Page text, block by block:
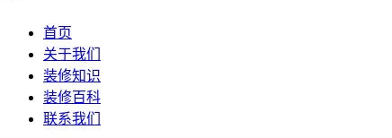
首页
关于我们
装修知识
装修百科
联系我们